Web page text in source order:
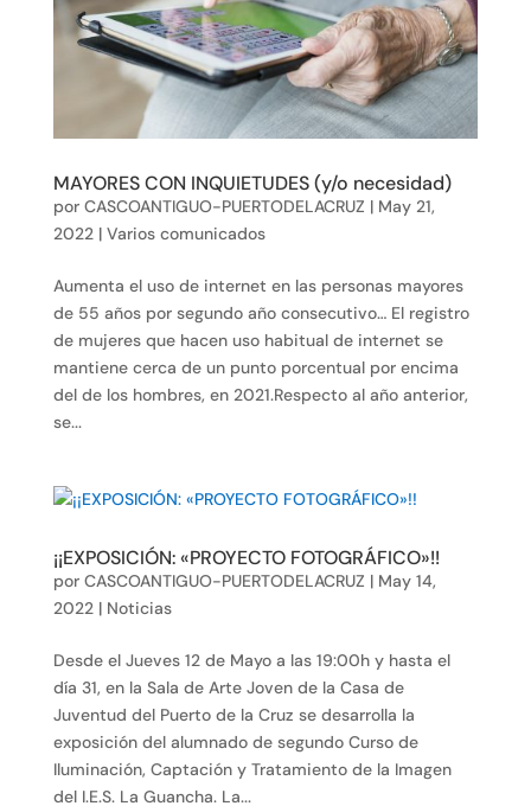
MAYORES CON INQUIETUDES (y/o necesidad)
por CASCOANTIGUO-PUERTODELACRUZ | May 21,
2022| Varios comunicados
Aumenta el uso de internet en las personas mayores
de 55 años por segundo año consecutivo… El registro
de mujeres que hacen uso habitual de internet se
mantiene cerca de un punto porcentual por encima
del de los hombres, en 2021.Respecto al año anterior,
se...
¡¡EXPOSICIÓN: «PROYECTO FOTOGRÁFICO»!!
por CASCOANTIGUO-PUERTODELACRUZ | May 14,
2022| Noticias
Desde el Jueves 12 de Mayo a las 19:00h y hasta el
día 31, en la Sala de Arte Joven de la Casa de
Juventud del Puerto de la Cruz se desarrolla la
exposición del alumnado de segundo Curso de
Iluminación, Captación y Tratamiento de la Imagen
del I.E.S. La Guancha. La...